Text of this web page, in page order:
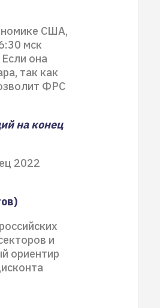
США,
мск
она
так как
ФРС
на конец
2022
и
ориентир